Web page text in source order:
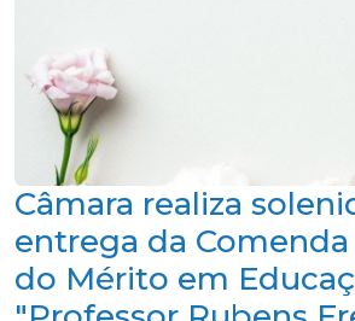
Câmara realiza
entrega da
do Mérito em